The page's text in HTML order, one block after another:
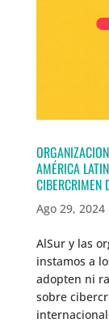
AMÉRICA
CIBERCRIMEN
Ago 29, 2024
AlSur y las
instamos a
adopten ni
sobre